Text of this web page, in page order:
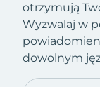
otrzymują
Wyzwalaj w
dowolnym